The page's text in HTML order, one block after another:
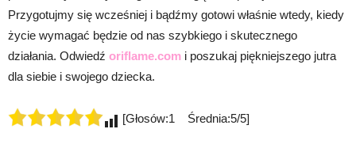
Przygotujmy się wcześniej i bądźmy gotowi właśnie wtedy, kiedy
życie wymagać będzie od nas szybkiego i skutecznego
działania. Odwiedź oriflame.com i poszukaj piękniejszego jutra
dla siebie i swojego dziecka.
[Głosów:1 Średnia:5/5]